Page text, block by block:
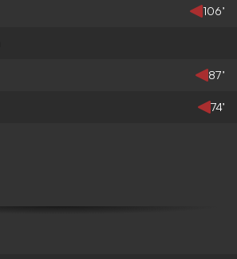
106’
87’
74’